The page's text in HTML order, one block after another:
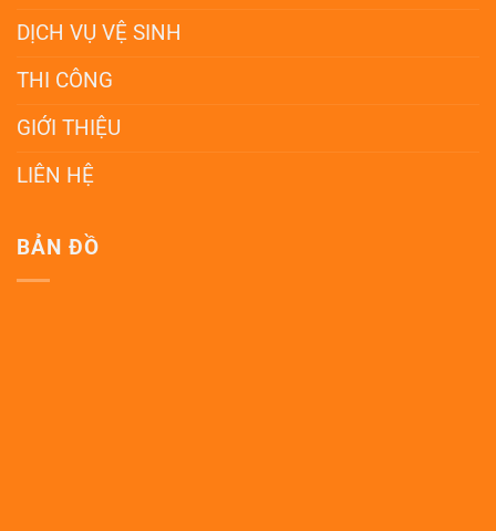
DỊCH VỤ VỆ SINH
THI CÔNG
GIỚI THIỆU
LIÊN HỆ
BẢN ĐỒ